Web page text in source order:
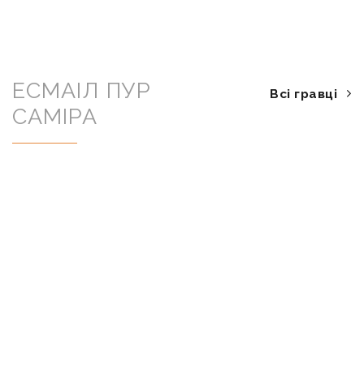
ЕСМАІЛ ПУР
САМІРА
Всі гравці